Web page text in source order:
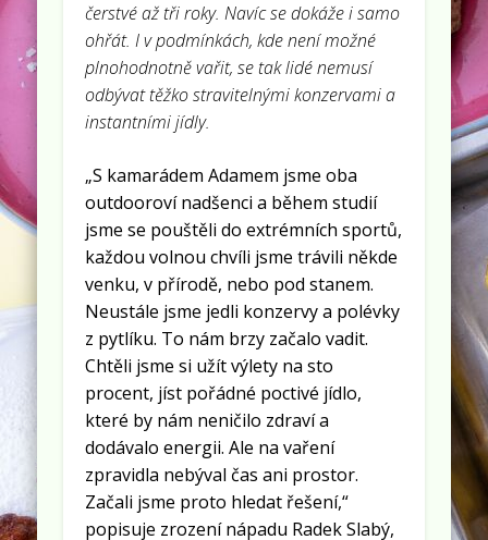
čerstvé až tři roky. Navíc se dokáže i samo
ohřát. I v podmínkách, kde není možné
plnohodnotně vařit, se tak lidé nemusí
odbývat těžko stravitelnými konzervami a
instantními jídly.
„S kamarádem Adamem jsme oba
outdooroví nadšenci a během studií
jsme se pouštěli do extrémních sportů,
každou volnou chvíli jsme trávili někde
venku, v přírodě, nebo pod stanem.
Neustále jsme jedli konzervy a polévky
z pytlíku. To nám brzy začalo vadit.
Chtěli jsme si užít výlety na sto
procent, jíst pořádné poctivé jídlo,
které by nám neničilo zdraví a
dodávalo energii. Ale na vaření
zpravidla nebýval čas ani prostor.
Začali jsme proto hledat řešení,“
popisuje zrození nápadu Radek Slabý,